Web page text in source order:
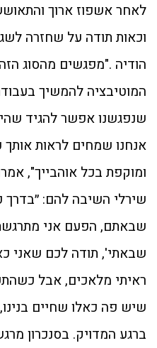
לאחר אשפוז ארוך
וכאות תודה על שחזרה
הודיה ."מפגשים מהסוג
המוטיבציה להמשיך
שנפגשנו אפשר להגיד
אנחנו שמחים לראות אותך
ומוקפת בכל אוהבייך",
שירלי השיבה להם: ״בדרך
שבאתם, הפעם אני
שבאתי', תודה לכם שאני
ראיתי מלאכים, אבל
שיש פה כאלו שחיים
ברגע המדויק. בסנכרון